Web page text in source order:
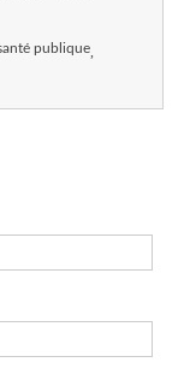
publique